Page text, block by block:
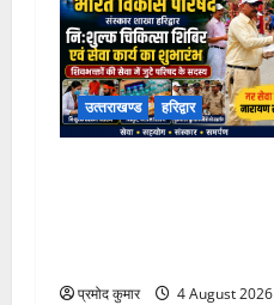
उत्‍तराखण्‍ड हरिद्वार
प्रमोद कुमार
4 August 2026